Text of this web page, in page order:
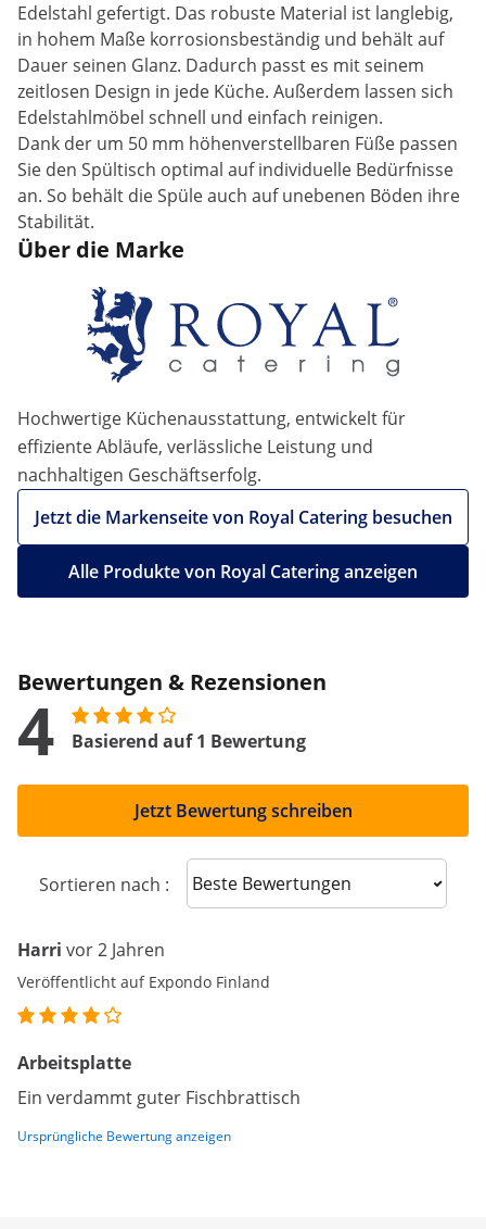
Edelstahl gefertigt. Das robuste Material ist langlebig,
in hohem Maße korrosionsbeständig und behält auf
Dauer seinen Glanz. Dadurch passt es mit seinem
zeitlosen Design in jede Küche. Außerdem lassen sich
Edelstahlmöbel schnell und einfach reinigen.
Dank der um 50 mm höhenverstellbaren Füße passen
Sie den Spültisch optimal auf individuelle Bedürfnisse
an. So behält die Spüle auch auf unebenen Böden ihre
Stabilität.
Über die Marke
Hochwertige Küchenausstattung, entwickelt für
effiziente Abläufe, verlässliche Leistung und
nachhaltigen Geschäftserfolg.
Jetzt die Markenseite von Royal Catering besuchen
Alle Produkte von Royal Catering anzeigen
Bewertungen & Rezensionen
4 Basierend auf 1 Bewertung
Jetzt Bewertung schreiben
Sortieren nach : Sort reviews
Harri vor 2 Jahren
Veröffentlicht auf Expondo Finland
Arbeitsplatte
Ein verdammt guter Fischbrattisch
Ursprüngliche Bewertung anzeigen